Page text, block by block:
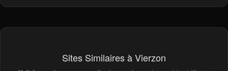
Sites Similaires à Vierzon